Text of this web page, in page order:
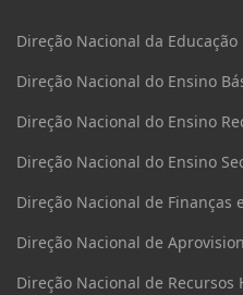
Direção Nacional da Educação
Direção Nacional do Ensino
Direção Nacional do Ensino
Direção Nacional do Ensino
Direção Nacional de Finanças
Direção Nacional de
Direção Nacional de Recursos